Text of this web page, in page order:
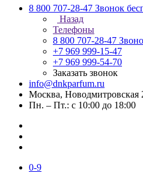
8 800 707-28-47 Звонок
Назад
Телефоны
8 800 707-28-47
+7 969 999-15-47
+7 969 999-54-70
Заказать звонок
info@dnkparfum.ru
Москва, Новодмитровская
Пн. – Пт.: с 10:00 до 18:00
0-9